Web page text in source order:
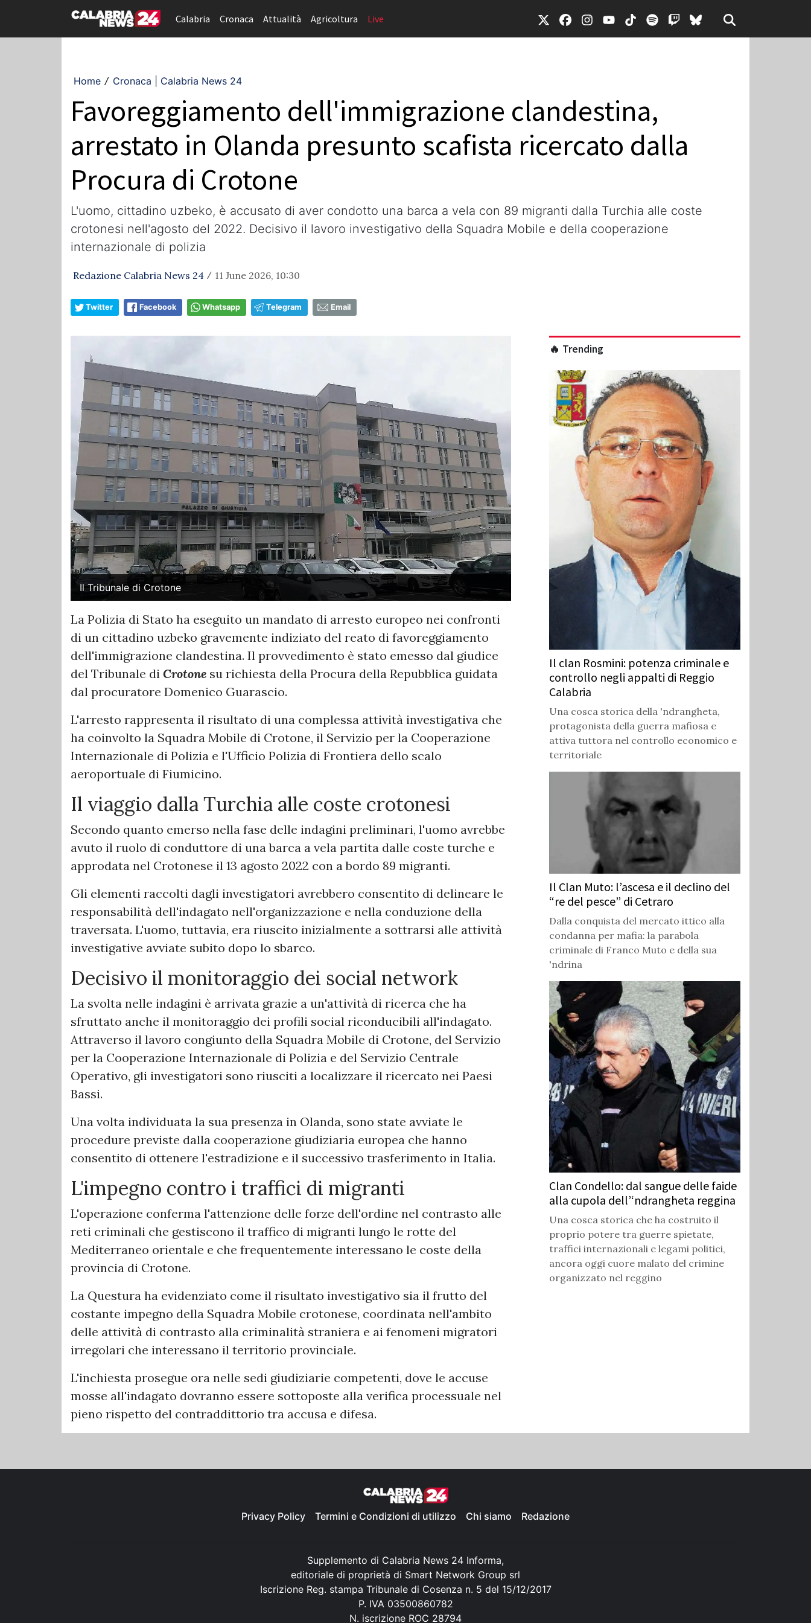
Calabria Cronaca Attualità Agricoltura Live
Home / Cronaca | Calabria News 24
Favoreggiamento dell'immigrazione clandestina,
arrestato in Olanda presunto scafista ricercato dalla
Procura di Crotone
L'uomo, cittadino uzbeko, è accusato di aver condotto una barca a vela con 89 migranti dalla Turchia alle coste
crotonesi nell'agosto del 2022. Decisivo il lavoro investigativo della Squadra Mobile e della cooperazione
internazionale di polizia
Redazione Calabria News 24 / 11 June 2026, 10:30
Twitter Facebook Whatsapp Telegram Email
Il Tribunale di Crotone
La Polizia di Stato ha eseguito un mandato di arresto europeo nei confronti
di un cittadino uzbeko gravemente indiziato del reato di favoreggiamento
dell'immigrazione clandestina. Il provvedimento è stato emesso dal giudice
del Tribunale di Crotone su richiesta della Procura della Repubblica guidata
dal procuratore Domenico Guarascio.
L'arresto rappresenta il risultato di una complessa attività investigativa che
ha coinvolto la Squadra Mobile di Crotone, il Servizio per la Cooperazione
Internazionale di Polizia e l'Ufficio Polizia di Frontiera dello scalo
aeroportuale di Fiumicino.
Il viaggio dalla Turchia alle coste crotonesi
Secondo quanto emerso nella fase delle indagini preliminari, l'uomo avrebbe
avuto il ruolo di conduttore di una barca a vela partita dalle coste turche e
approdata nel Crotonese il 13 agosto 2022 con a bordo 89 migranti.
Gli elementi raccolti dagli investigatori avrebbero consentito di delineare le
responsabilità dell'indagato nell'organizzazione e nella conduzione della
traversata. L'uomo, tuttavia, era riuscito inizialmente a sottrarsi alle attività
investigative avviate subito dopo lo sbarco.
Decisivo il monitoraggio dei social network
La svolta nelle indagini è arrivata grazie a un'attività di ricerca che ha
sfruttato anche il monitoraggio dei profili social riconducibili all'indagato.
Attraverso il lavoro congiunto della Squadra Mobile di Crotone, del Servizio
per la Cooperazione Internazionale di Polizia e del Servizio Centrale
Operativo, gli investigatori sono riusciti a localizzare il ricercato nei Paesi
Bassi.
Una volta individuata la sua presenza in Olanda, sono state avviate le
procedure previste dalla cooperazione giudiziaria europea che hanno
consentito di ottenere l'estradizione e il successivo trasferimento in Italia.
L'impegno contro i traffici di migranti
L'operazione conferma l'attenzione delle forze dell'ordine nel contrasto alle
reti criminali che gestiscono il traffico di migranti lungo le rotte del
Mediterraneo orientale e che frequentemente interessano le coste della
provincia di Crotone.
La Questura ha evidenziato come il risultato investigativo sia il frutto del
costante impegno della Squadra Mobile crotonese, coordinata nell'ambito
delle attività di contrasto alla criminalità straniera e ai fenomeni migratori
irregolari che interessano il territorio provinciale.
L'inchiesta prosegue ora nelle sedi giudiziarie competenti, dove le accuse
mosse all'indagato dovranno essere sottoposte alla verifica processuale nel
pieno rispetto del contraddittorio tra accusa e difesa.
🔥 Trending
Il clan Rosmini: potenza criminale e
controllo negli appalti di Reggio
Calabria
Una cosca storica della 'ndrangheta,
protagonista della guerra mafiosa e
attiva tuttora nel controllo economico e
territoriale
Il Clan Muto: l’ascesa e il declino del
“re del pesce” di Cetraro
Dalla conquista del mercato ittico alla
condanna per mafia: la parabola
criminale di Franco Muto e della sua
'ndrina
Clan Condello: dal sangue delle faide
alla cupola dell’‘ndrangheta reggina
Una cosca storica che ha costruito il
proprio potere tra guerre spietate,
traffici internazionali e legami politici,
ancora oggi cuore malato del crimine
organizzato nel reggino
Privacy Policy Termini e Condizioni di utilizzo Chi siamo Redazione
Supplemento di Calabria News 24 Informa,
editoriale di proprietà di Smart Network Group srl
Iscrizione Reg. stampa Tribunale di Cosenza n. 5 del 15/12/2017
P. IVA 03500860782
N. iscrizione ROC 28794